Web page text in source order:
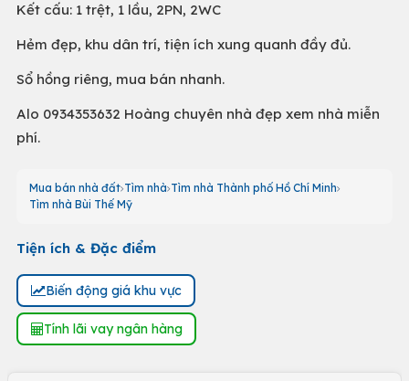
Kết cấu: 1 trệt, 1 lầu, 2PN, 2WC
Hẻm đẹp, khu dân trí, tiện ích xung quanh đầy đủ.
Sổ hồng riêng, mua bán nhanh.
Alo 0934353632 Hoàng chuyên nhà đẹp xem nhà miễn
phí.
Mua bán nhà đất Tìm nhà Tìm nhà Thành phố Hồ Chí Minh
Tìm nhà Bùi Thế Mỹ
Tiện ích & Đặc điểm
Biến động giá khu vực
Tính lãi vay ngân hàng